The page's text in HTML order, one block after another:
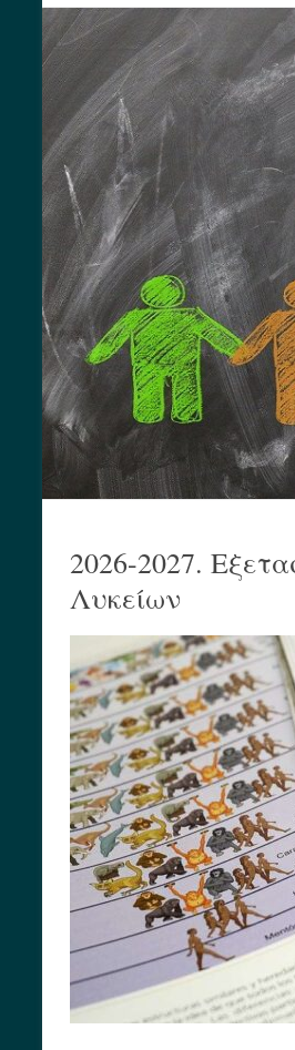
2026-2027.
Λυκείων